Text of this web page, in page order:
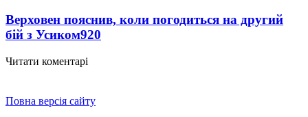
Верховен пояснив, коли погодиться на другий
бій з Усиком920
Читати коментарі
Повна версія сайту